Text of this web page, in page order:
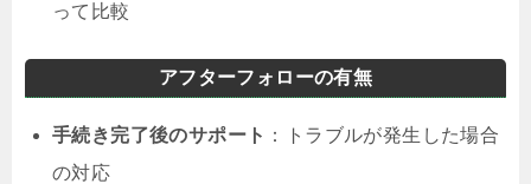
って比較
アフターフォローの有無
手続き完了後のサポート ：トラブルが発生した場合
の対応